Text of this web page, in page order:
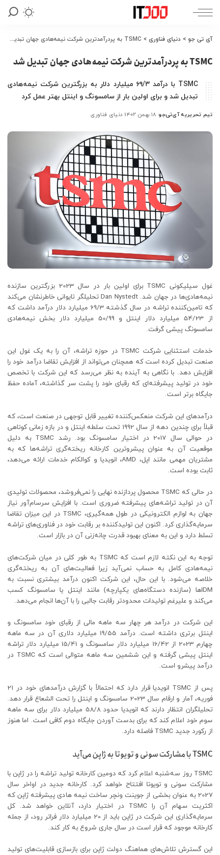
آی تی جو > دنیای فناوری > TSMC به پردرآمدترین شرکت نیمه‌هادی جهان تبدیل شد
TSMC به پردرآمدترین شرکت نیمه‌هادی جهان تبدیل شد
TSMC با درآمد ۶۹/۳ میلیارد دلار به بزرگترین شرکت نیمه‌هادی
تبدیل شد و برای اولین بار از سامسونگ و اینتل بهتر عمل کرد
ارسال
توسط
تیم تحریریه آی‌تی‌جو ۱۸ بهمن ۱۴۰۲ دنیای فناوری
غول سیلیکونی TSMC برای اولین بار در سال 2023 بزرگترین سازنده
نیمه‌هادی‌ها در جهان شد. Dan Nystedt تحلیلگر تایوانی خاطرنشان می‌کند
که تامین‌کننده تراشه در سال گذشته 69/3 میلیارد دلار درآمد داشت که
از 54/23 میلیارد دلار اینتل و 50/99 میلیارد دلار بخش نیمه‌هادی
سامسونگ پیشی گرفت.
خدمات استثنایی شرکت TSMC در حوزه تراشه، آن را به یک غول این
صنعت تبدیل کرده است که همچنان می‌تواند از افزایش تقاضا درآمد خود را
افزایش دهد. با نگاهی به آینده به نظر می‌رسد که این شرکت با تخصص
خود در تولید پیشرفته‌ای که رقبای خود را پشت سر گذاشته، آماده حفظ
جایگاه برتر است.
درآمدهای این شرکت منعکس‌کننده تغییر قابل توجهی در صنعت است، که
قبلاً برای چندین دهه از سال 1992 تحت سلطه اینتل و در بازه زمانی کوتاهی
در حوالی سال 2017 در اختیار سامسونگ بود. رشد TSMC به دلیل
موقعیت آن به عنوان پیشروترین کارخانه ریخته‌گری تراشه‌ها که به
مشتریان مهمی مانند اپل، AMD، انویدیا و کوالکام خدمات ارائه می‌دهد،
ثابت بوده است.
در حالی که TSMC محصول پردازنده نهایی را نمی‌فروشد، محصولات تولیدی
آن در تولید تراشه‌های پیشرفته ضروری است. با افزایش سرسام‌آور نیاز
جهان به لوازم الکترونیکی در طول همه‌گیری، TSMC در این میزان تقاضا
سرمایه‌گذاری کرد. اکنون این تولیدکننده بر رقابت خود در فناوری‌های تراشه
تسلط دارد و این به معنای بهبود قدرت چانه‌زنی آن در بازار است.
توجه به این نکته لازم است که TSMC به طور کلی در میان شرکت‌های
نیمه‌هادی کامل به حساب نمی‌آید زیرا فعالیت‌های آن به ریخته‌گری
خلاصه می‌شود. با این حال، این شرکت اکنون درآمد بیشتری نسبت به
IDMها (سازنده دستگاه‌های یکپارچه) مانند اینتل یا سامسونگ کسب
می‌کند و علیرغم تولیدات محدودتر رقابت جالبی را با آن‌ها انجام می‌دهد.
این شرکت در درآمد هر چهار سه ماهه مالی از رقبای خود سامسونگ و
اینتل برتری داشته است. درآمد 19/55 میلیارد دلاری آن در سه ماهه
چهارم 2023 از 16/42 میلیارد دلار سامسونگ و 15/41 میلیارد دلار تراشه
اینتل پیشی گرفته و این ششمین سه ماهه متوالی است که TSMC در
درآمد پیشرو است.
پس از TSMC انویدیا قرار دارد که احتمالاً با گزارش درآمدهای خود در 21
فوریه، آمار و ارقام سال 2023 سامسونگ و اینتل را تحت الشعاع قرار دهد.
تحلیلگران انتظار دارند که انویدیا حدود 58/8 میلیارد دلار برای سه ماهه
سوم خود اعلام کند که برای بدست آوردن جایگاه دوم کافی است. اما هنوز
از رکورد جدید TSMC فاصله دارد.
TSMC با مشارکت سونی و تویوتا به ژاپن می‌آید
TSMC روز سه‌شنبه اعلام کرد که دومین کارخانه تولید تراشه را در ژاپن با
مشارکت سونی و تویوتا افتتاح خواهد کرد. کارخانه جدید در اواخر سال
2027 به عنوان بخشی از جوینت ونچر ساخت نیمه هادی پیشرفته ژاپن که
اکثریت سهام آن را TSMC در اختیار دارد، آنلاین خواهد شد. کل
سرمایه‌گذاری این شرکت در ژاپن باید از 20 میلیارد دلار فراتر رود، از جمله
کارخانه موجود که قرار است در سال جاری شروع به کار کند.
این گسترش تلاش‌های هماهنگ دولت ژاپن برای بازسازی قابلیت‌های تولید